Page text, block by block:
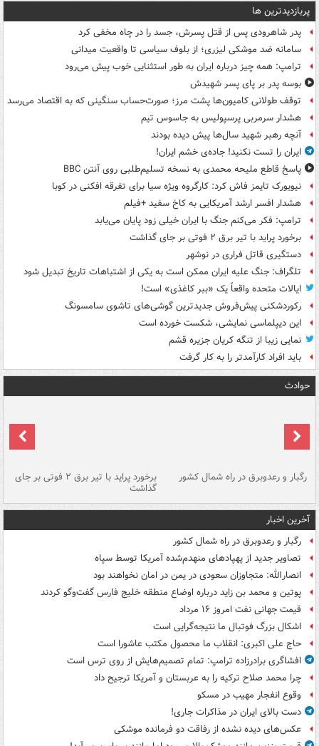
پربازدیدترین ها
پدر شاهرودی پس از قتل پسرش، جسد را در چاه مخفی کرد
سامانه ضد موشکی لیزری؛ از بلوف سیاسی تا واقعیت میدانی
ترامپ: همه چیز درباره ایران به طور استثنایی خوب پیش می‌رود
بوسه‌ پدر بر پای پسر شهیدش
توقف طولانی کامیون‌ها پشت مرز؛ صورت‌حساب سنگینی که به اقتصاد می‌رسد
هشدار سرمربی پرسپولیس به جاسوس تیم
آنچه رهبر شهید سال‌ها پیش دیده بودند
ایران را تست نکنید! جاده‌ی خشم ایران!
پاسخ قاطع ملیحه محمدی به نسخه تسلیم‌طلبی روی آنتن BBC
نیویورک تایمز فاش کرد: کارگروه ویژه سیا برای تفرقه افکنی در کوبا
هشدار افسر ارشد آمریکایی به کاخ سفید +فیلم
ترامپ: فکر می‌کنم جنگ با ایران خیلی زود پایان می‌یابد
برخورد پراید با تیر برق ۲ فوتی بر جای گذاشت
دستگیری قاتل فراری در نوشهر
تلگراف: جنگ علیه ایران ممکن است به یکی از اشتباهات تاریخ تبدیل شود
ایالات متحده واقعاً یک «ببر کاغذی» است!
رکوردشکنی پیش‌فروش جدیدترین گوشی‌های تاشوی سامسونگ
این دیپلماسی نمایشی، شکست خورده است
نمایی زیبا از تنگه کریان جزیره قشم
باید افراد کارآمدتر را به کار گرفت
حوادث
رگبار و رعدوبرق در راه شمال کشور برخورد پراید با تیر برق ۲ فوتی بر جای
گذاشت
آخرین اخبار
رگبار و رعدوبرق در راه شمال کشور
تصاویر جدید از پهپادهای منهدم‌شده آمریکا توسط سپاه
انصارالله: متجاوزان سعودی در یمن در امان نخواهند بود
پوتین و محمد بن زاید درباره اوضاع منطقه خلیج فارس گفت‌وگو کردند
قیمت جهانی نفت امروز ۱۶ مرداد
اشکال بزرگ فوتبال ما نتیجه‌گرایی است
حاج علی اکبری: انقلاب ما محصول مکتب عاشورا است
افشاگری برادرزاده ترامپ: تمام تصمیم‌هایش از روی ترس است
چرا محمد صلاح ترکیه را به عربستان و آمریکا ترجیح داد
وقوع انفجار مهیب در مسکو
دست بالای ایران در مذاکرات جاری!
عکس‌های دیده نشده از رفاقت دو فرمانده‌ موشکی